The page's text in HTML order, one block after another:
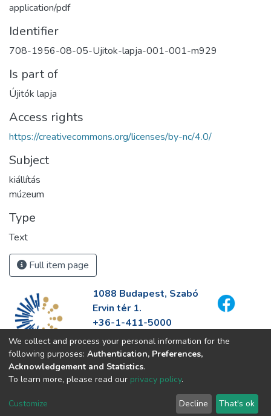
application/pdf
Identifier
708-1956-08-05-Ujitok-lapja-001-001-m929
Is part of
Újitók lapja
Access rights
https://creativecommons.org/licenses/by-nc/4.0/
Subject
kiállítás
múzeum
Type
Text
Full item page
1088 Budapest, Szabó
Ervin tér 1.
+36-1-411-5000
info@fszek.hu
https://fszek.hu
We collect and process your personal information for the
following purposes: Authentication, Preferences,
Acknowledgement and Statistics.
To learn more, please read our privacy policy.
Customize Decline That's ok